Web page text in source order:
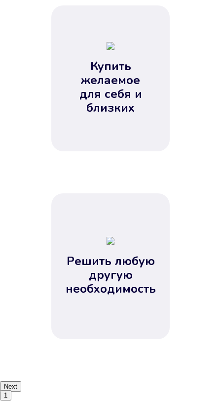
Купить
желаемое
для себя и
близких
Решить любую
другую
необходимость
Next
1